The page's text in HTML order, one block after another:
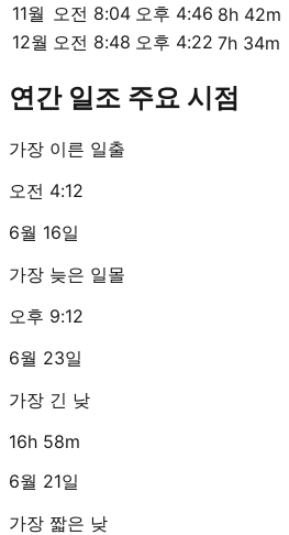
11월 오전 8:04 오후 4:46 8h 42m
12월 오전 8:48 오후 4:22 7h 34m
연간 일조 주요 시점
가장 이른 일출
오전 4:12
6월 16일
가장 늦은 일몰
오후 9:12
6월 23일
가장 긴 낮
16h 58m
6월 21일
가장 짧은 낮